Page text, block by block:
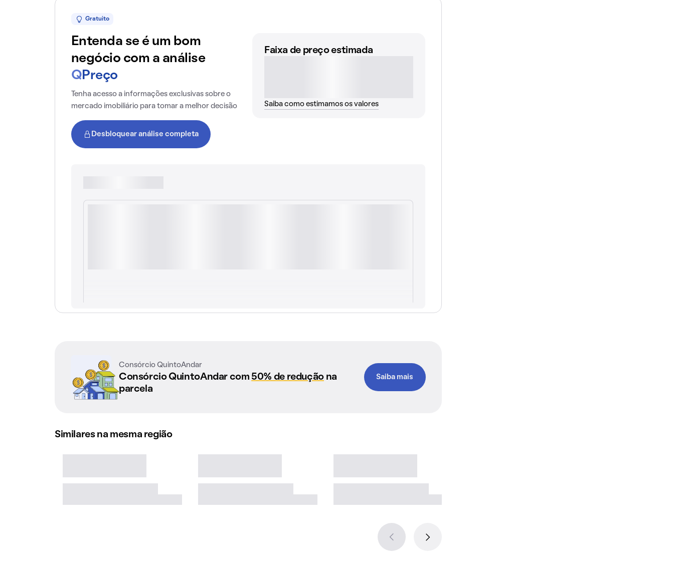
Gratuito
Entenda se é um bom
negócio com a análise
Q Preço
Tenha acesso a informações exclusivas sobre o
mercado imobiliário para tomar a melhor decisão
Desbloquear análise completa
Faixa de preço estimada
Saiba como estimamos os valores
Consórcio QuintoAndar
Consórcio QuintoAndar com 50% de reduçãona
parcela
Saiba mais
Similares na mesma região